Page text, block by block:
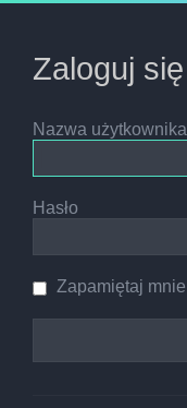
Zaloguj się
Nazwa użytkownika
Hasło
Zapamiętaj mnie